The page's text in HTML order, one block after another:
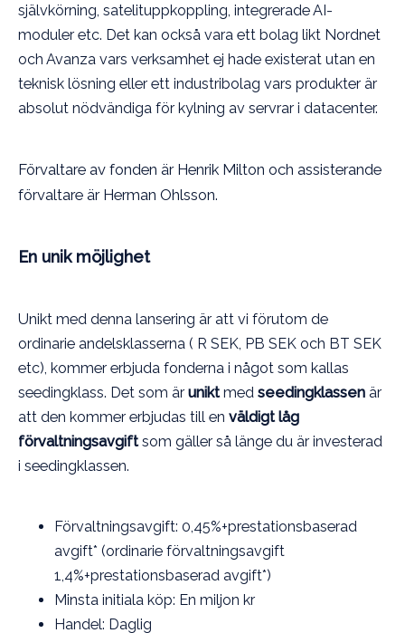
självkörning, satelituppkoppling, integrerade AI-
moduler etc. Det kan också vara ett bolag likt Nordnet
och Avanza vars verksamhet ej hade existerat utan en
teknisk lösning eller ett industribolag vars produkter är
absolut nödvändiga för kylning av servrar i datacenter.
Förvaltare av fonden är Henrik Milton och assisterande
förvaltare är Herman Ohlsson.
En unik möjlighet
Unikt med denna lansering är att vi förutom de
ordinarie andelsklasserna ( R SEK, PB SEK och BT SEK
etc), kommer erbjuda fonderna i något som kallas
seedingklass. Det som är uniktmed seedingklassen är
att den kommer erbjudas till en väldigt låg
förvaltningsavgiftsom gäller så länge du är investerad
i seedingklassen.
Förvaltningsavgift: 0,45%+prestationsbaserad
avgift* (ordinarie förvaltningsavgift
1,4%+prestationsbaserad avgift*)
Minsta initiala köp: En miljon kr
Handel: Daglig